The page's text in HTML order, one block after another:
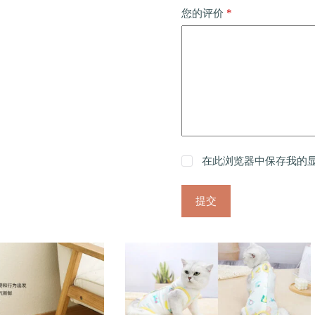
您的评价 *
在此浏览器中保存我的
提交